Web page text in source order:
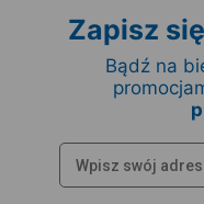
Zapisz
Bądź na